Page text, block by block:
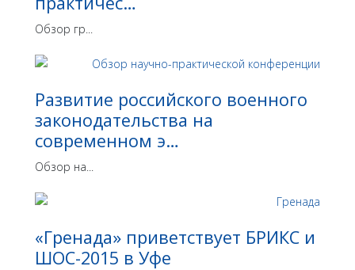
Обзор гр...
Развитие российского военного
законодательства на
современном э…
Обзор на...
«Гренада» приветствует БРИКС и
ШОС-2015 в Уфе